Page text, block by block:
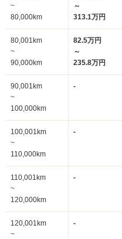
~
80,000km
～
313.1万円
80,001km
~
90,000km
82.5万円
～
235.8万円
90,001km
~
100,000km
-
100,001km
~
110,000km
-
110,001km
~
120,000km
-
120,001km
~
-